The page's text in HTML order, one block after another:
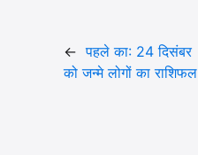
← पहले का: 24 दिसंबर
को जन्मे लोगों का राशिफल